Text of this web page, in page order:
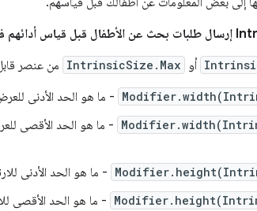
أو IntrinsicSize.Max من عنصر
- ما هو الحد الأدنى
- ما هو الحد الأقصى
- ما هو الحد الأدنى
- ما هو الحد الأقصى